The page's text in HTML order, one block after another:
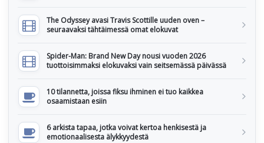
The Odyssey avasi Travis Scottille uuden oven –
seuraavaksi tähtäimessä omat elokuvat
Spider-Man: Brand New Day nousi vuoden 2026
tuottoisimmaksi elokuvaksi vain seitsemässä päivässä
10 tilannetta, joissa fiksu ihminen ei tuo kaikkea
osaamistaan esiin
6 arkista tapaa, jotka voivat kertoa henkisestä ja
emotionaalisesta älykkyydestä